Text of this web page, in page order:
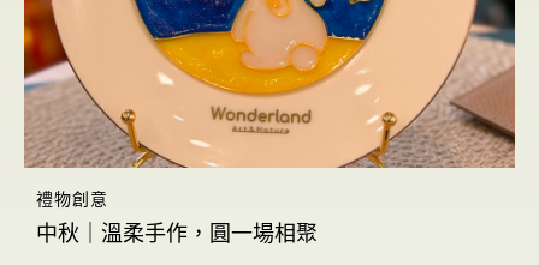
禮物創意
中秋｜溫柔手作，圓一場相聚